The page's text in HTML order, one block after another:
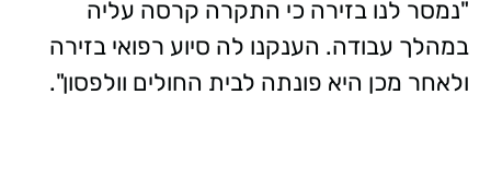
"נמסר לנו בזירה כי התקרה קרסה עליה
במהלך עבודה. הענקנו לה סיוע רפואי בזירה
ולאחר מכן היא פונתה לבית החולים וולפסון".